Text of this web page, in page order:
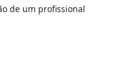
de um profissional